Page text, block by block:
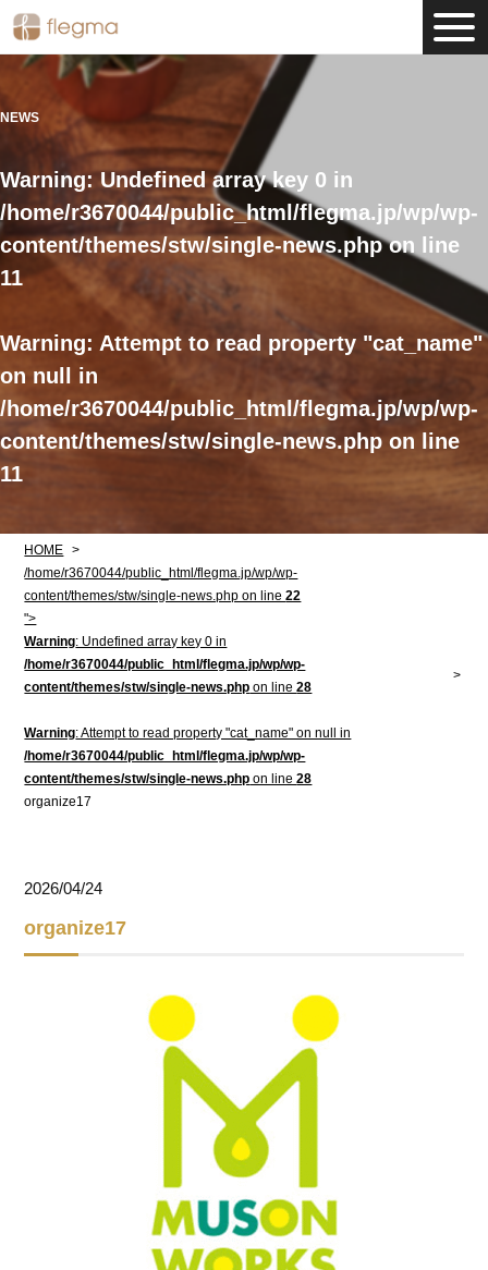
NEWS
Warning: Undefined array key 0 in
/home/r3670044/public_html/flegma.jp/wp/wp-
content/themes/stw/single-news.phpon line
11
Warning: Attempt to read property "cat_name"
on null in
/home/r3670044/public_html/flegma.jp/wp/wp-
content/themes/stw/single-news.phpon line
11
HOME
/home/r3670044/public_html/flegma.jp/wp/wp-
content/themes/stw/single-news.php on line22
">
Warning: Undefined array key 0 in
/home/r3670044/public_html/flegma.jp/wp/wp-
content/themes/stw/single-news.php on line28
Warning: Attempt to read property "cat_name" on null in
/home/r3670044/public_html/flegma.jp/wp/wp-
content/themes/stw/single-news.php on line28
organize17
2026/04/24
organize17